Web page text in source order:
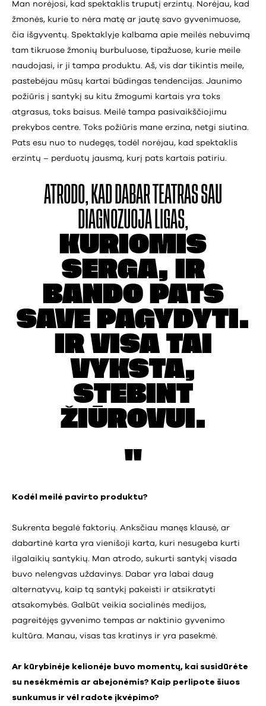
Man norėjosi, kad spektaklis truputį erzintų. Norėjau, kad
žmonės, kurie to nėra matę ar jautę savo gyvenimuose,
čia išgyventų. Spektaklyje kalbama apie meilės nebuvimą
tam tikruose žmonių burbuluose, tipažuose, kurie meile
naudojasi, ir ji tampa produktu. Aš, vis dar tikintis meile,
pastebėjau mūsų kartai būdingas tendencijas. Jaunimo
požiūris į santykį su kitu žmogumi kartais yra toks
atgrasus, toks baisus. Meilė tampa pasivaikščiojimu
prekybos centre. Toks požiūris mane erzina, netgi siutina.
Pats esu nuo to nudegęs, todėl norėjau, kad spektaklis
erzintų – perduotų jausmą, kurį pats kartais patiriu.
ATRODO, KAD DABAR TEATRAS SAU
DIAGNOZUOJA LIGAS,
KURIOMIS
SERGA, IR
BANDO PATS
SAVE
PAGYDYTI.
IR VISA TAI
VYKSTA,
STEBINT
ŽIŪROVUI.
Kodėl meilė pavirto produktu?
Sukrenta begalė faktorių. Anksčiau manęs klausė, ar
dabartinė karta yra vienišoji karta, kuri nesugeba kurti
ilgalaikių santykių. Man atrodo, sukurti santykį visada
buvo nelengvas uždavinys. Dabar yra labai daug
alternatyvų, kaip tą santykį pakeisti ir atsikratyti
atsakomybės. Galbūt veikia socialinės medijos,
pagreitėjęs gyvenimo tempas ar naktinio gyvenimo
kultūra. Manau, visas tas kratinys ir yra pasekmė.
Ar kūrybinėje kelionėje buvo momentų, kai susidūrėte
su nesėkmėmis ar abejonėmis? Kaip perlipote šiuos
sunkumus ir vėl radote įkvėpimo?